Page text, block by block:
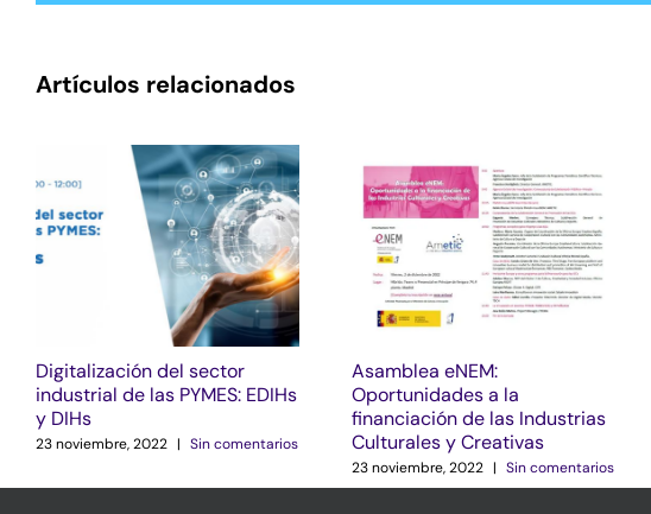
Artículos relacionados
Digitalización del sector
industrial de las PYMES: EDIHs
y DIHs
23 noviembre, 2022 | Sin comentarios
Asamblea eNEM:
Oportunidades a la
financiación de las Industrias
Culturales y Creativas
23 noviembre, 2022 | Sin comentarios